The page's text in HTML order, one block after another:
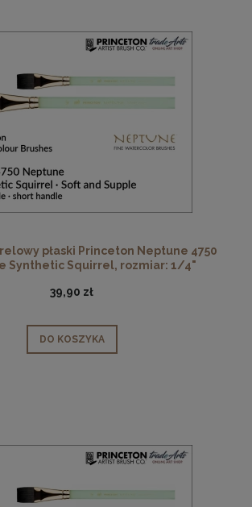
płaski Princeton Neptune 4750
Synthetic Squirrel, rozmiar: 1/4"
39,90 zł
DO KOSZYKA